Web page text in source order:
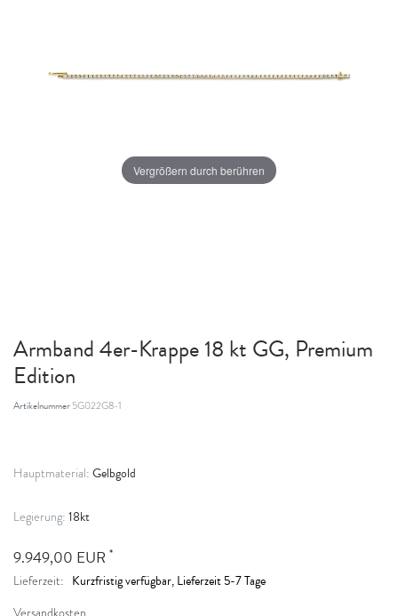
Vergrößern durch berühren
Armband 4er-Krappe 18 kt GG, Premium
Edition
Artikelnummer5G022G8-1
Hauptmaterial: Gelbgold
Legierung: 18kt
9.949,00 EUR *
Lieferzeit: Kurzfristig verfügbar, Lieferzeit 5-7 Tage
Versandkosten